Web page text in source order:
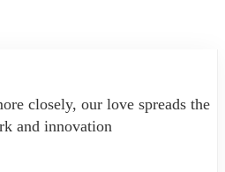
closely, our love spreads the
and innovation